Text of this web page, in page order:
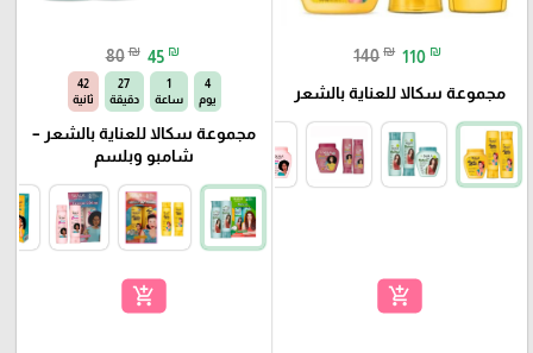
140 ₪ 110 ₪
مجموعة سكالا للعناية بالشعر
add_shopping_cart
80 ₪ 45 ₪
4
يوم
1
ساعة
27
دقيقة
41
ثانية
مجموعة سكالا للعناية بالشعر –
شامبو وبلسم
add_shopping_cart